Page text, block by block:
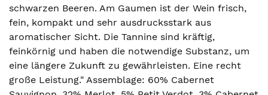
schwarzen Beeren. Am Gaumen ist der Wein frisch,
fein, kompakt und sehr ausdrucksstark aus
aromatischer Sicht. Die Tannine sind kräftig,
feinkörnig und haben die notwendige Substanz, um
eine längere Zukunft zu gewährleisten. Eine recht
große Leistung." Assemblage: 60% Cabernet